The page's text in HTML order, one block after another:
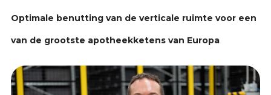
Optimale benutting van de verticale ruimte voor een
van de grootste apotheekketens van Europa